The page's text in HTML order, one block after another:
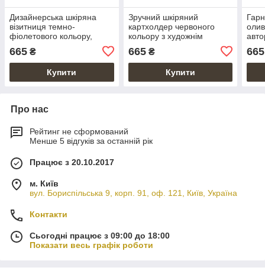
Дизайнерська шкіряна
візитниця темно-
фіолетового кольору,
665 ₴
Купити
Зручний шкіряний
картхолдер червоного
кольору з художнім
665₴
Купити
665
Про нас
Рейтинг не сформований
Менше 5 відгуків за останній рік
Працює з 20.10.2017
м. Київ
вул. Бориспільська 9, корп. 91, оф. 121, Київ, Україна
Контакти
Сьогодні працює з 09:00 до 18:00
Показати весь графік роботи